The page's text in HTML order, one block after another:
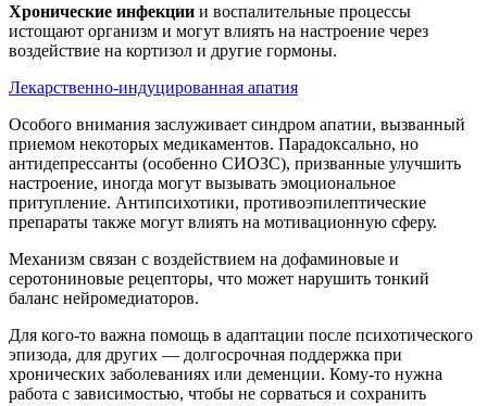
Хронические инфекции и воспалительные процессы
истощают организм и могут влиять на настроение через
воздействие на кортизол и другие гормоны.
Лекарственно-индуцированная апатия
Особого внимания заслуживает синдром апатии, вызванный
приемом некоторых медикаментов. Парадоксально, но
антидепрессанты (особенно СИОЗС), призванные улучшить
настроение, иногда могут вызывать эмоциональное
притупление. Антипсихотики, противоэпилептические
препараты также могут влиять на мотивационную сферу.
Механизм связан с воздействием на дофаминовые и
серотониновые рецепторы, что может нарушить тонкий
баланс нейромедиаторов.
Для кого-то важна помощь в адаптации после психотического
эпизода, для других — долгосрочная поддержка при
хронических заболеваниях или деменции. Кому-то нужна
работа с зависимостью, чтобы не сорваться и сохранить